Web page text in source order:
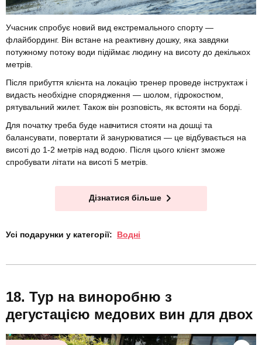
Учасник спробує новий вид екстремального спорту —
флайбординг. Він встане на реактивну дошку, яка завдяки
потужному потоку води підіймає людину на висоту до декількох
метрів.
Після прибуття клієнта на локацію тренер проведе інструктаж і
видасть необхідне спорядження — шолом, гідрокостюм,
рятувальний жилет. Також він розповість, як встояти на борді.
Для початку треба буде навчитися стояти на дошці та
балансувати, повертати й занурюватися — це відбувається на
висоті до 1-2 метрів над водою. Після цього клієнт зможе
спробувати літати на висоті 5 метрів.
Дізнатися більше
Усі подарунки у категорії: Водні
Тур на виноробню з
дегустацією медових вин для двох